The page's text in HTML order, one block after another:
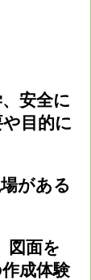
安全に
目的に
がある
図面を
成体験